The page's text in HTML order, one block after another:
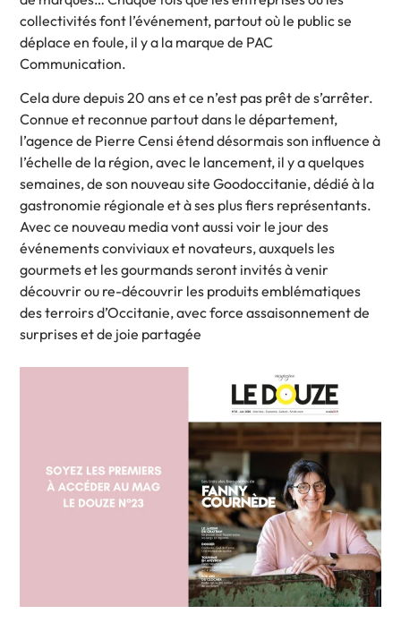
collectivités font l’événement, partout où le public se
déplace en foule, il y a la marque de PAC
Communication.
Cela dure depuis 20 ans et ce n’est pas prêt de s’arrêter.
Connue et reconnue partout dans le département,
l’agence de Pierre Censi étend désormais son influence à
l’échelle de la région, avec le lancement, il y a quelques
semaines, de son nouveau site Goodoccitanie, dédié à la
gastronomie régionale et à ses plus fiers représentants.
Avec ce nouveau media vont aussi voir le jour des
événements conviviaux et novateurs, auxquels les
gourmets et les gourmands seront invités à venir
découvrir ou re-découvrir les produits emblématiques
des terroirs d’Occitanie, avec force assaisonnement de
surprises et de joie partagée